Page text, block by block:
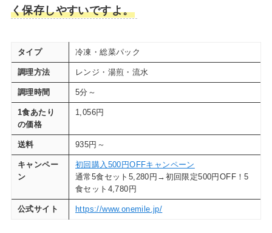
く保存しやすいですよ。
タイプ 冷凍・総菜パック
調理方法 レンジ・湯煎・流水
調理時間 5分～
1食あたり
の価格
1,056円
送料 935円～
キャンペー
ン
初回購入500円OFFキャンペーン
通常5食セット5,280円→初回限定500円OFF！5
食セット4,780円
公式サイト https://www.onemile.jp/